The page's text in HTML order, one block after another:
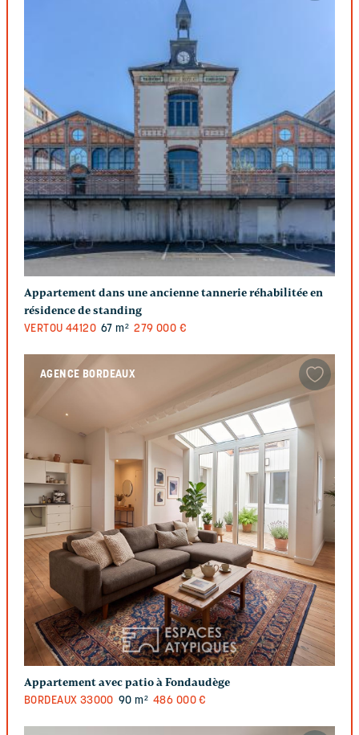
Appartement dans une ancienne tannerie réhabilitée en
résidence de standing
VERTOU 44120 67 m² 279 000 €
AGENCE BORDEAUX
Appartement avec patio à Fondaudège
BORDEAUX 33000 90 m² 486 000 €